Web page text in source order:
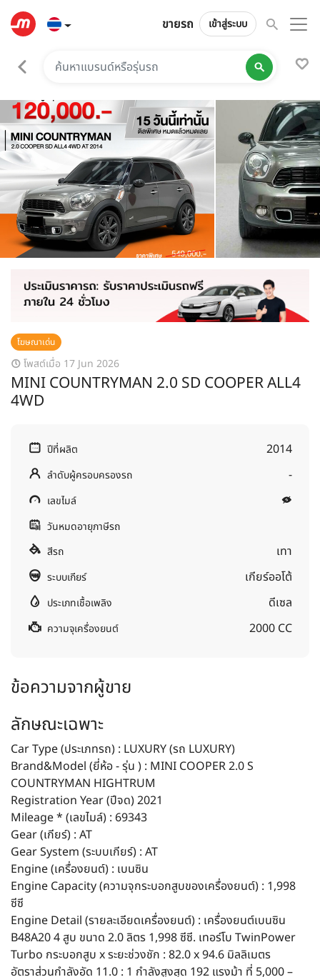
ขายรถ เข้าสู่ระบบ
โฆษณาเด่น
โพสต์เมื่อ 17 Jun 2026
MINI COUNTRYMAN 2.0 SD COOPER ALL4
4WD
ปีที่ผลิต 2014
ลำดับผู้ครอบครองรถ -
เลขไมล์
วันหมดอายุภาษีรถ
สีรถ
เทา
ระบบเกียร์ เกียร์ออโต้
ประเภทเชื้อเพลิง ดีเซล
ความจุเครื่องยนต์ 2000 CC
ข้อความจากผู้ขาย
ลักษณะเฉพาะ
Car Type (ประเภทรถ) : LUXURY (รถ LUXURY)
Brand&Model (ยี่ห้อ - รุ่น ) : MINI COOPER 2.0 S
COUNTRYMAN HIGHTRUM
Registration Year (ปีจด) 2021
Mileage * (เลขไมล์) : 69343
Gear (เกียร์) : AT
Gear System (ระบบเกียร์) : AT
Engine (เครื่องยนต์) : เบนซิน
Engine Capacity (ความจุกระบอกสูบของเครื่องยนต์) : 1,998
ซีซี
Engine Detail (รายละเอียดเครื่องยนต์) : เครื่องยนต์เบนซิน
B48A20 4 สูบ ขนาด 2.0 ลิตร 1,998 ซีซี. เทอร์โบ TwinPower
Turbo กระบอกสูบ x ระยะช่วงชัก : 82.0 x 94.6 มิลลิเมตร
อัตราส่วนกำลังอัด 11.0 : 1 กำลังสูงสุด 192 แรงม้า ที่ 5,000 –